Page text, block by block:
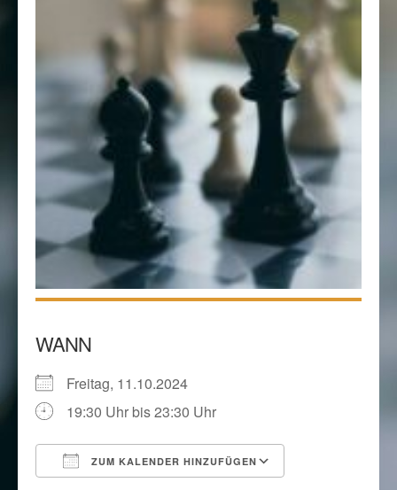
WANN
Freitag, 11.10.2024
19:30 Uhr bis 23:30 Uhr
ZUM KALENDER HINZUFÜGEN